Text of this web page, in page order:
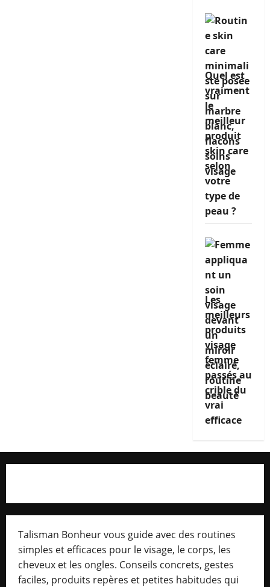
Quel est
vraiment
le
meilleur
produit
skin care
selon
votre
type de
peau ?
Les
meilleurs
produits
visage
femme
passés au
crible du
vrai
efficace
Talisman Bonheur vous guide avec des routines
simples et efficaces pour le visage, le corps, les
cheveux et les ongles. Conseils concrets, gestes
faciles, produits repères et petites habitudes qui